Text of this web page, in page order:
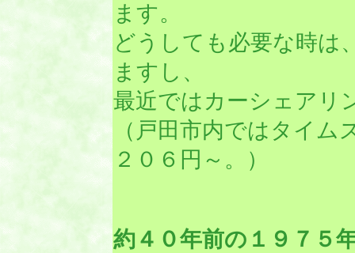
ます。
どうしても必要な時は
ますし、
最近ではカーシェアリ
（戸田市内ではタイム
２０６円～。）
約４０年前の１９７５